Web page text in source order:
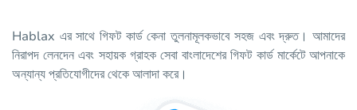
Hablax এর সাথে গিফট কার্ড কেনা তুলনামূলকভাবে সহজ এবং দ্রুত। আমাদের
নিরাপদ লেনদেন এবং সহায়ক গ্রাহক সেবা বাংলাদেশের গিফট কার্ড মার্কেটে আপনাকে
অন্যান্য প্রতিযোগীদের থেকে আলাদা করে।